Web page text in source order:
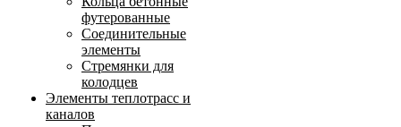
футерованные
Соединительные
элементы
Стремянки для
колодцев
Элементы теплотрасс и
каналов